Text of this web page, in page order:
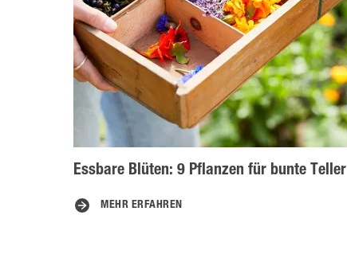
Essbare Blüten: 9 Pflanzen für bunte Teller
MEHR ERFAHREN